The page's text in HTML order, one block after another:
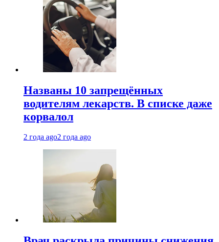
Названы 10 запрещённых
водителям лекарств. В списке даже
корвалол
2 года ago2 года ago